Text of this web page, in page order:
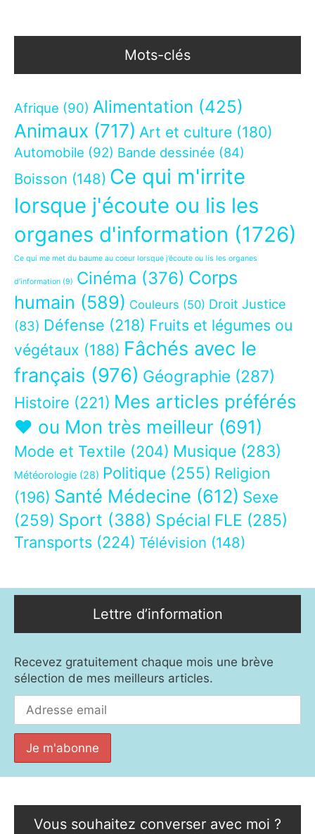
Mots-clés
Afrique (90) Alimentation (425)
Animaux (717) Art et culture (180)
Automobile (92) Bande dessinée (84)
Boisson (148) Ce qui m'irrite
lorsque j'écoute ou lis les
organes d'information (1726)
Ce qui me met du baume au coeur lorsque j’écoute ou lis les organes
d’information (9) Cinéma (376) Corps
humain (589) Couleurs (50) Droit Justice
(83) Défense (218) Fruits et légumes ou
végétaux (188) Fâchés avec le
français (976) Géographie (287)
Histoire (221) Mes articles préférés
❤ ou Mon très meilleur (691)
Mode et Textile (204) Musique (283)
Météorologie (28) Politique (255) Religion
(196) Santé Médecine (612) Sexe
(259) Sport (388) Spécial FLE (285)
Transports (224) Télévision (148)
Lettre d’information
Recevez gratuitement chaque mois une brève
sélection de mes meilleurs articles.
Vous souhaitez converser avec moi ?